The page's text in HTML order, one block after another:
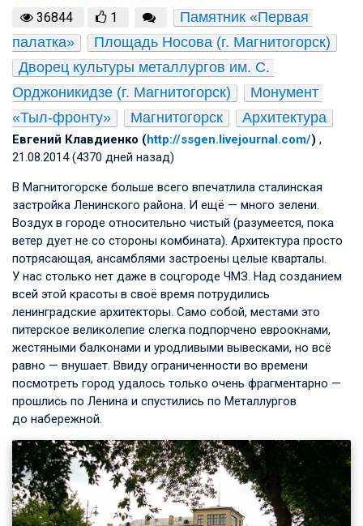
36844 1
Памятник «Первая
палатка»
Площадь Носова (г. Магнитогорск)
Дворец культуры металлургов им. С.
Орджоникидзе (г. Магнитогорск)
Монумент
«Тыл-фронту»
Магнитогорск Архитектура
Евгений Клавдиенко (http://ssgen.livejournal.com/) ,
21.08.2014 (4370 дней назад)
В Магнитогорске больше всего впечатлила сталинская
застройка Ленинского района. И ещё — много зелени.
Воздух в городе относительно чистый (разумеется, пока
ветер дует не со стороны комбината). Архитектура просто
потрясающая, ансамблями застроены целые кварталы.
У нас столько нет даже в соцгороде ЧМЗ. Над созданием
всей этой красоты в своё время потрудились
ленинградские архитекторы. Само собой, местами это
питерское великолепие слегка подпорчено евроокнами,
жестяными балконами и уродливыми вывесками, но всё
равно — внушает. Ввиду ограниченности во времени
посмотреть город удалось только очень фрагментарно —
прошлись по Ленина и спустились по Металлургов
до набережной.